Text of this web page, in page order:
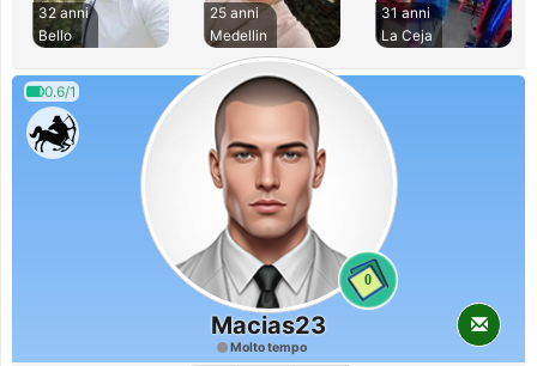
32 anni
Bello
25 anni
Medellin
31 anni
La Ceja
0.6/1
0
Macias23
Molto tempo